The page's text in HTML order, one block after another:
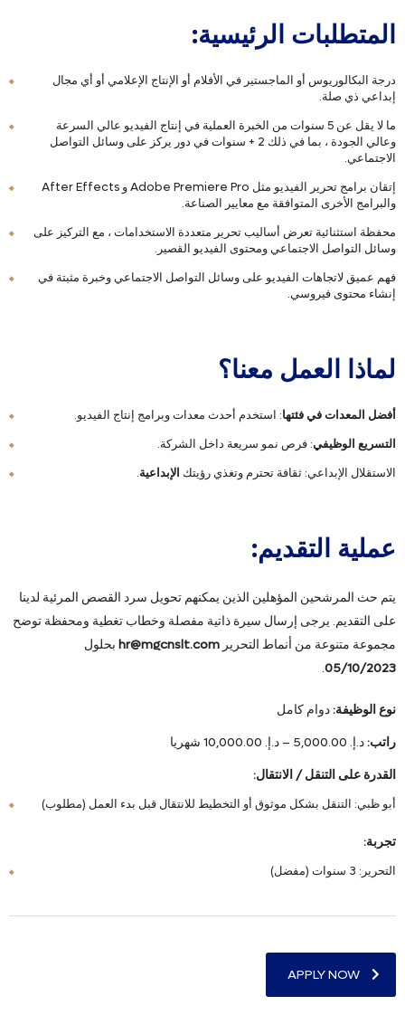
المتطلبات الرئيسية:
درجة البكالوريوس أو الماجستير في الأفلام أو الإنتاج الإعلامي أو أي مجال
إبداعي ذي صلة.
ما لا يقل عن 5 سنوات من الخبرة العملية في إنتاج الفيديو عالي السرعة
وعالي الجودة ، بما في ذلك 2 + سنوات في دور يركز على وسائل التواصل
الاجتماعي.
إتقان برامج تحرير الفيديو مثل Adobe Premiere Pro و After Effects
والبرامج الأخرى المتوافقة مع معايير الصناعة.
محفظة استثنائية تعرض أساليب تحرير متعددة الاستخدامات ، مع التركيز على
وسائل التواصل الاجتماعي ومحتوى الفيديو القصير.
فهم عميق لاتجاهات الفيديو على وسائل التواصل الاجتماعي وخبرة مثبتة في
إنشاء محتوى فيروسي.
لماذا العمل معنا؟
أفضل المعدات في فئتها: استخدم أحدث معدات وبرامج إنتاج الفيديو.
التسريع الوظيفي: فرص نمو سريعة داخل الشركة.
الاستقلال الإبداعي: ثقافة تحترم وتغذي رؤيتك الإبداعية.
عملية التقديم:
يتم حث المرشحين المؤهلين الذين يمكنهم تحويل سرد القصص المرئية لدينا
على التقديم. يرجى إرسال سيرة ذاتية مفصلة وخطاب تغطية ومحفظة توضح
مجموعة متنوعة من أنماط التحرير hr@mgcnslt.com بحلول
05/10/2023
.
نوع الوظيفة:دوام كامل
راتب:د.إ. 5,000.00 – د.إ. 10,000.00 شهريا
القدرة على التنقل / الانتقال:
أبو ظبي: التنقل بشكل موثوق أو التخطيط للانتقال قبل بدء العمل (مطلوب)
تجربة:
التحرير: 3 سنوات (مفضل)
APPLY NOW